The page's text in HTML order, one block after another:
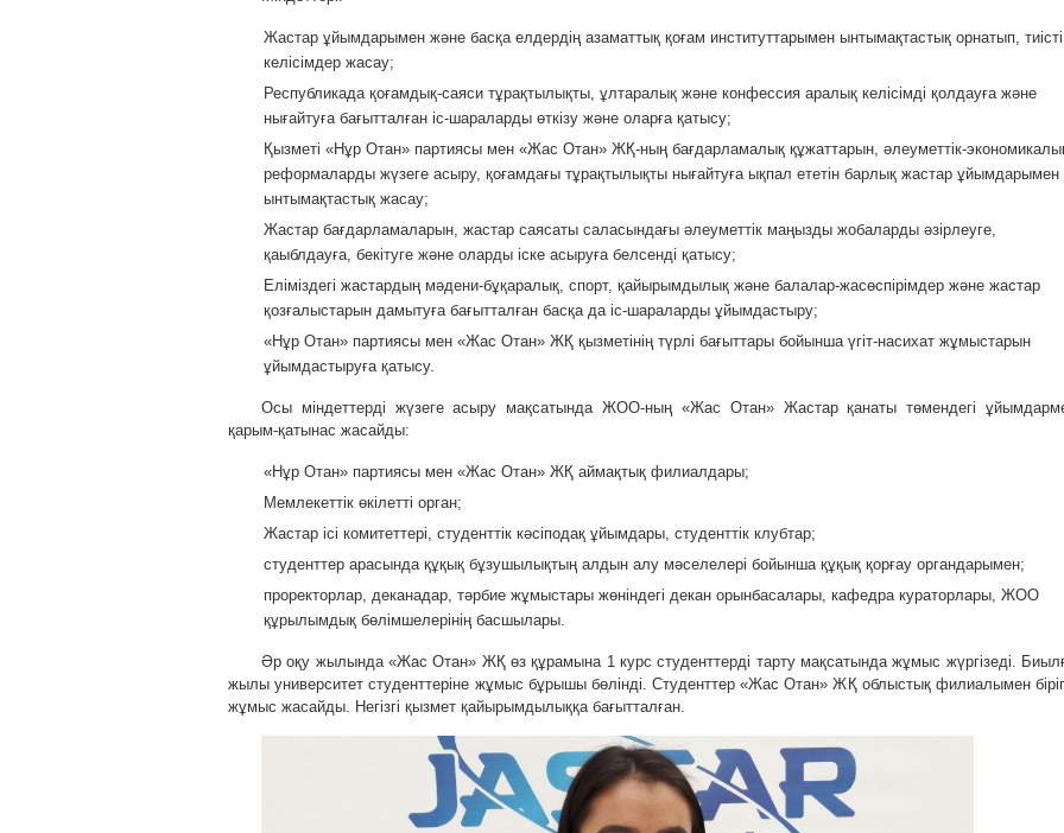
Жастар ұйымдарымен және басқа елдердің азаматтық қоғам институттарымен ынтымақтастық орнатып, тиісті
келісімдер жасау;
Республикада қоғамдық-саяси тұрақтылықты, ұлтаралық және конфессия аралық келісімді қолдауға және
нығайтуға бағытталған іс-шараларды өткізу және оларға қатысу;
Қызметі «Нұр Отан» партиясы мен «Жас Отан» ЖҚ-ның бағдарламалық құжаттарын, әлеуметтік-
реформаларды жүзеге асыру, қоғамдағы тұрақтылықты нығайтуға ықпал ететін барлық жастар ұйымдарымен
ынтымақтастық жасау;
Жастар бағдарламаларын, жастар саясаты саласындағы әлеуметтік маңызды жобаларды әзірлеуге,
қаыблдауға, бекітуге және оларды іске асыруға белсенді қатысу;
Еліміздегі жастардың мәдени-бұқаралық, спорт, қайырымдылық және балалар-жасөспірімдер және жастар
қозғалыстарын дамытуға бағытталған басқа да іс-шараларды ұйымдастыру;
«Нұр Отан» партиясы мен «Жас Отан» ЖҚ қызметінің түрлі бағыттары бойынша үгіт-насихат жұмыстарын
ұйымдастыруға қатысу.
Осы міндеттерді жүзеге асыру мақсатында ЖОО-ның «Жас Отан» Жастар қанаты төмендегі
қарым-қатынас жасайды:
«Нұр Отан» партиясы мен «Жас Отан» ЖҚ аймақтық филиалдары;
Мемлекеттік өкілетті орган;
Жастар ісі комитеттері, студенттік кәсіподақ ұйымдары, студенттік клубтар;
студенттер арасында құқық бұзушылықтың алдын алу мәселелері бойынша құқық қорғау органдарымен;
проректорлар, деканадар, тәрбие жұмыстары жөніндегі декан орынбасалары, кафедра кураторлары, ЖОО
құрылымдық бөлімшелерінің басшылары.
Әр оқу жылында «Жас Отан» ЖҚ өз құрамына 1 курс студенттерді тарту мақсатында жұмыс жүргізеді.
жылы университет студенттеріне жұмыс бұрышы бөлінді. Студенттер «Жас Отан» ЖҚ облыстық филиалымен
жұмыс жасайды. Негізгі қызмет қайырымдылыққа бағытталған.